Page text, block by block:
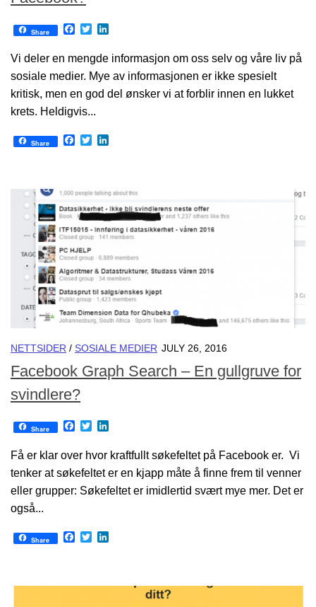
Share Facebook
Twitter
Vi deler en mengde informasjon om oss selv og våre liv på
sosiale medier. Mye av informasjonen er ikke spesielt
kritisk, men en god del ønsker vi at forblir innen en lukket
krets. Heldigvis...
Share Facebook
Twitter
NETTSIDER / SOSIALE MEDIER JULY 26, 2016
Facebook Graph Search – En gullgruve for
svindlere?
Share Facebook
Twitter
Få er klar over hvor kraftfullt søkefeltet på Facebook er. Vi
tenker at søkefeltet er en kjapp måte å finne frem til venner
eller grupper: Søkefeltet er imidlertid svært mye mer. Det er
også...
Share Facebook
Twitter